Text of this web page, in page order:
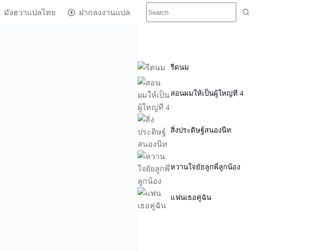
มังฮวาแปลไทย ฝากลงงานแปล
รีดนม
สอนผมให้เป็นผู้ใหญ่ที 4
สิ่งประดิษฐ์สนองนีท
หวานใจยัยลูกพี่ลูกน้อง
แฟนเธอคู่ฉัน